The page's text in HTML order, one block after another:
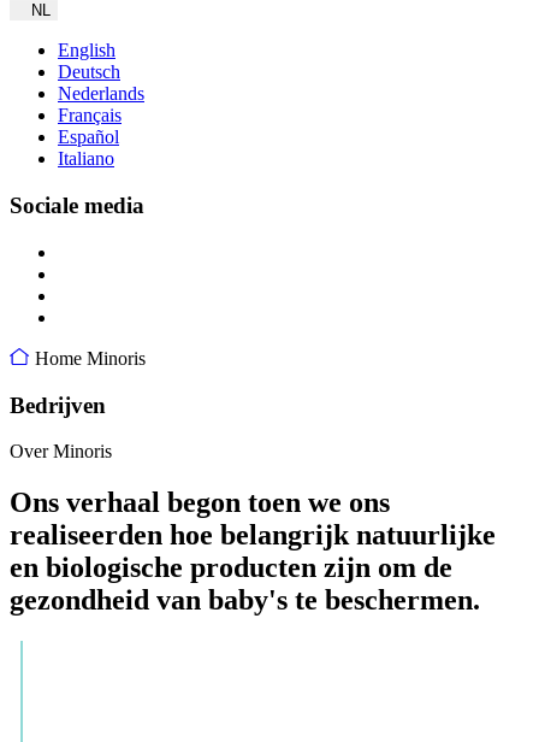
NL
English
Deutsch
Nederlands
Français
Español
Italiano
Sociale media
Home Minoris
Bedrijven
Over Minoris
Ons verhaal begon toen we ons
realiseerden hoe belangrijk natuurlijke
en biologische producten zijn om de
gezondheid van baby's te beschermen.